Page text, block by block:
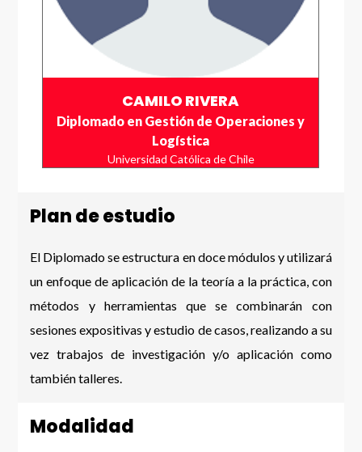
CAMILO RIVERA
Diplomado en Gestión de Operaciones y
Logística
Universidad Católica de Chile
Plan de estudio
El Diplomado se estructura en doce módulos y utilizará
un enfoque de aplicación de la teoría a la práctica, con
métodos y herramientas que se combinarán con
sesiones expositivas y estudio de casos, realizando a su
vez trabajos de investigación y/o aplicación como
también talleres.
Modalidad